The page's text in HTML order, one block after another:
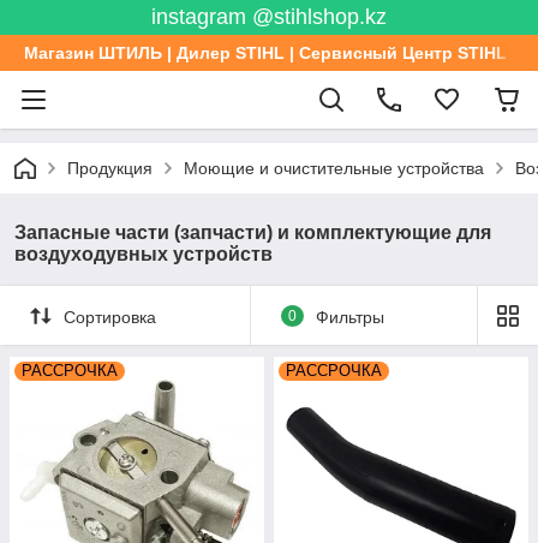
instagram @stihlshop.kz
Магазин ШТИЛЬ | Дилер STIHL | Сервисный Центр STIHL
Продукция Моющие и очистительные устройства
Запасные части (запчасти) и комплектующие для
воздуходувных устройств
Сортировка 0 Фильтры
РАССРОЧКА РАССРОЧКА